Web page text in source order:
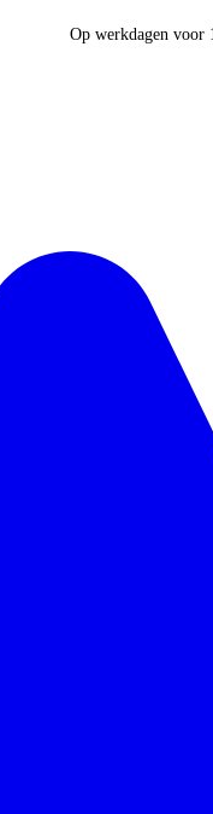
Op werkdagen voor